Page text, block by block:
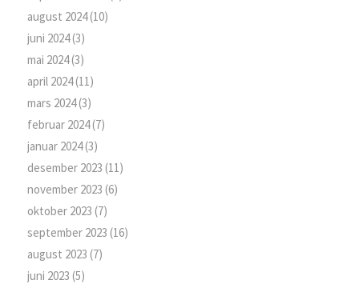
august 2024(10)
juni 2024(3)
mai 2024(3)
april 2024(11)
mars 2024(3)
februar 2024(7)
januar 2024(3)
desember 2023 (11)
november 2023 (6)
oktober 2023 (7)
september 2023 (16)
august 2023 (7)
juni 2023 (5)